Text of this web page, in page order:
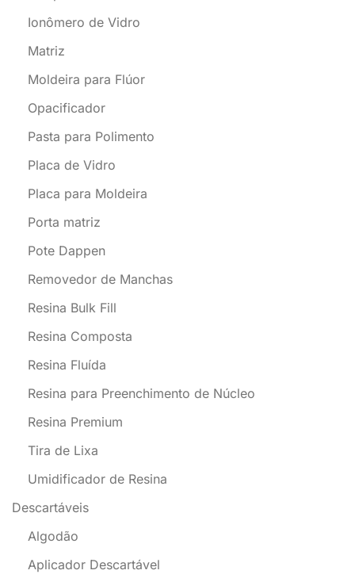
Ionômero de Vidro
Matriz
Moldeira para Flúor
Opacificador
Pasta para Polimento
Placa de Vidro
Placa para Moldeira
Porta matriz
Pote Dappen
Removedor de Manchas
Resina Bulk Fill
Resina Composta
Resina Fluída
Resina para Preenchimento de Núcleo
Resina Premium
Tira de Lixa
Umidificador de Resina
Descartáveis
Algodão
Aplicador Descartável